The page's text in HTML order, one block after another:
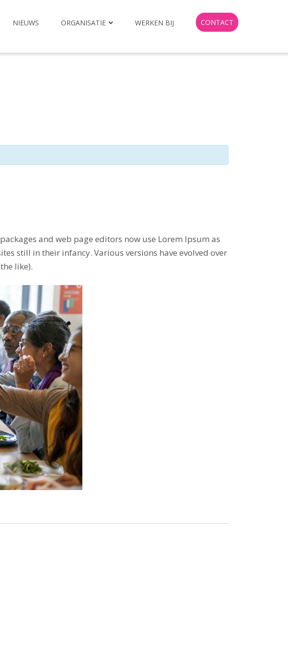
NIEUWS ORGANISATIE WERKEN BIJ CONTACT
and web page editors now use Lorem Ipsum as
still in their infancy. Various versions have evolved over
like).